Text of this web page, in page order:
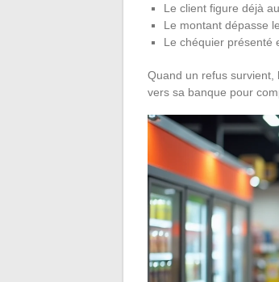
Le client figure déjà
Le montant dépasse
Le chéquier présenté
Quand un refus survient,
vers sa banque pour